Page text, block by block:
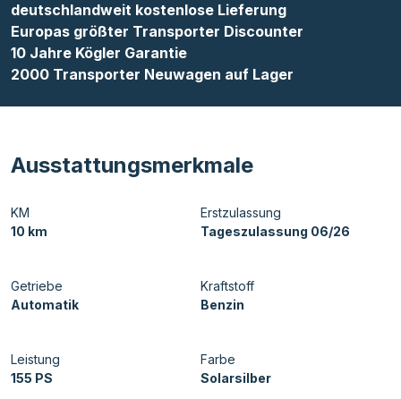
deutschlandweit kostenlose Lieferung
Europas größter Transporter Discounter
10 Jahre Kögler Garantie
2000 Transporter Neuwagen auf Lager
Ausstattungsmerkmale
KM
10 km
Erstzulassung
Tageszulassung 06/26
Getriebe
Automatik
Kraftstoff
Benzin
Leistung
155 PS
Farbe
Solarsilber